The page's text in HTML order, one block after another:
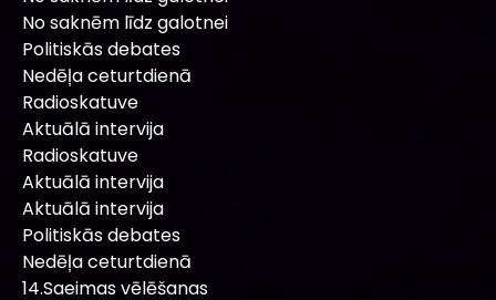
No saknēm līdz galotnei
Politiskās debates
Nedēļa ceturtdienā
Radioskatuve
Aktuālā intervija
Radioskatuve
Aktuālā intervija
Aktuālā intervija
Politiskās debates
Nedēļa ceturtdienā
14.Saeimas vēlēšanas